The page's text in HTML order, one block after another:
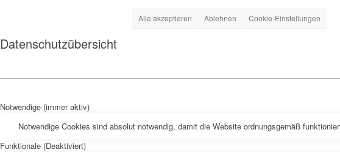
Alle akzeptieren Ablehnen Cookie-Einstellungen
Datenschutzübersicht
Notwendige (immer aktiv)
Notwendige Cookies sind absolut notwendig, damit die Website ordnungsgemäß
Funktionale (Deaktiviert)